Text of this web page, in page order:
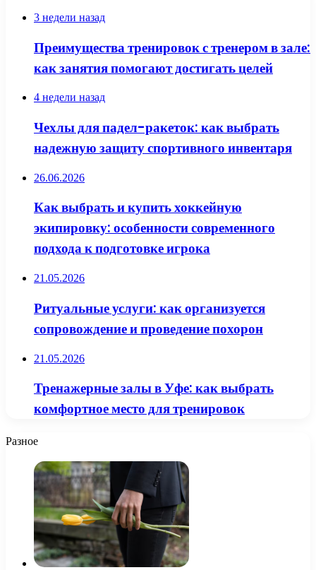
3 недели назад
Преимущества тренировок с тренером в зале:
как занятия помогают достигать целей
4 недели назад
Чехлы для падел-ракеток: как выбрать
надежную защиту спортивного инвентаря
26.06.2026
Как выбрать и купить хоккейную
экипировку: особенности современного
подхода к подготовке игрока
21.05.2026
Ритуальные услуги: как организуется
сопровождение и проведение похорон
21.05.2026
Тренажерные залы в Уфе: как выбрать
комфортное место для тренировок
Разное